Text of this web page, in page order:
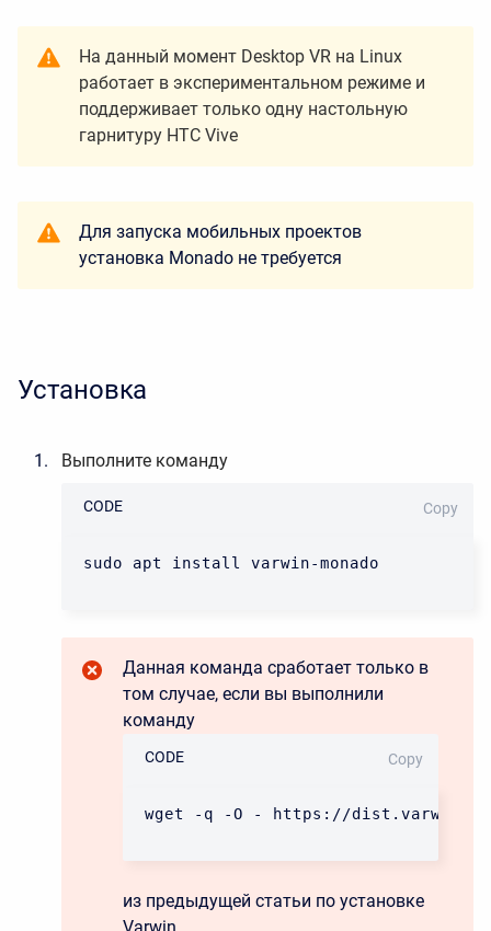
На данный момент Desktop VR на Linux
работает в экспериментальном режиме и
поддерживает только одну настольную
гарнитуру HTC Vive
Для запуска мобильных проектов
установка Monado не требуется
Установка
Выполните команду
sudo apt install varwin-monado
Copy
CODE
Данная команда сработает только в
том случае, если вы выполнили
команду
wget -q -O - https://
Copy
CODE
из предыдущей статьи по установке